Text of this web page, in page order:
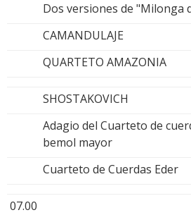
Dos versiones de "Milonga
CAMANDULAJE
QUARTETO AMAZONIA
SHOSTAKOVICH
Adagio del Cuarteto de
bemol mayor
Cuarteto de Cuerdas Eder
07.00